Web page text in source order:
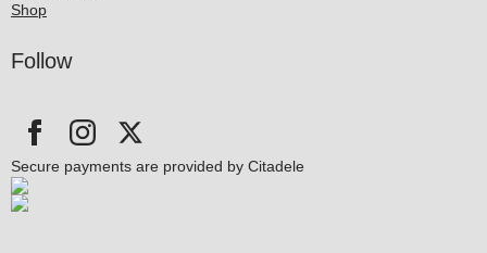
Shop
Follow
Secure payments are provided by Citadele